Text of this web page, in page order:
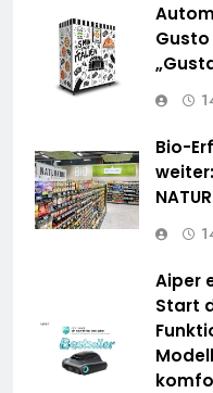
Bio-
Aiper
Start